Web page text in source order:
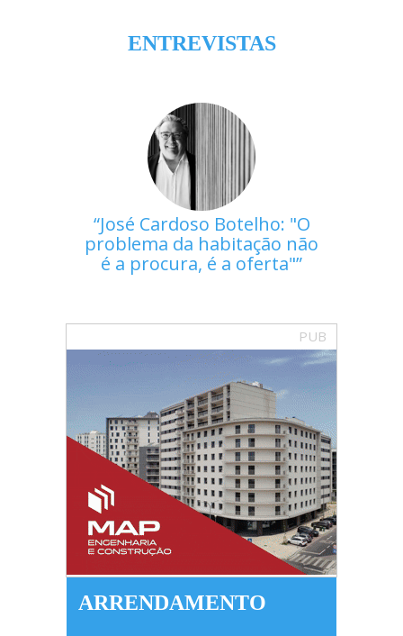
ENTREVISTAS
José Cardoso Botelho: "O
problema da habitação não
é a procura, é a oferta"
PUB
ARRENDAMENTO